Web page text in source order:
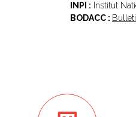
INPI : Institut
BODACC :